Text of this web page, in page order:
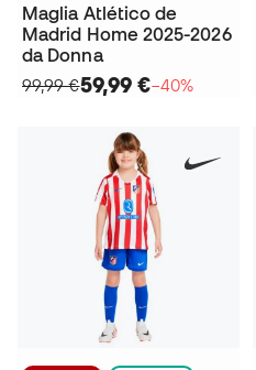
Maglia Atlético de
Madrid Home 2025-2026
da Donna
99,99 €59,99 €−40%